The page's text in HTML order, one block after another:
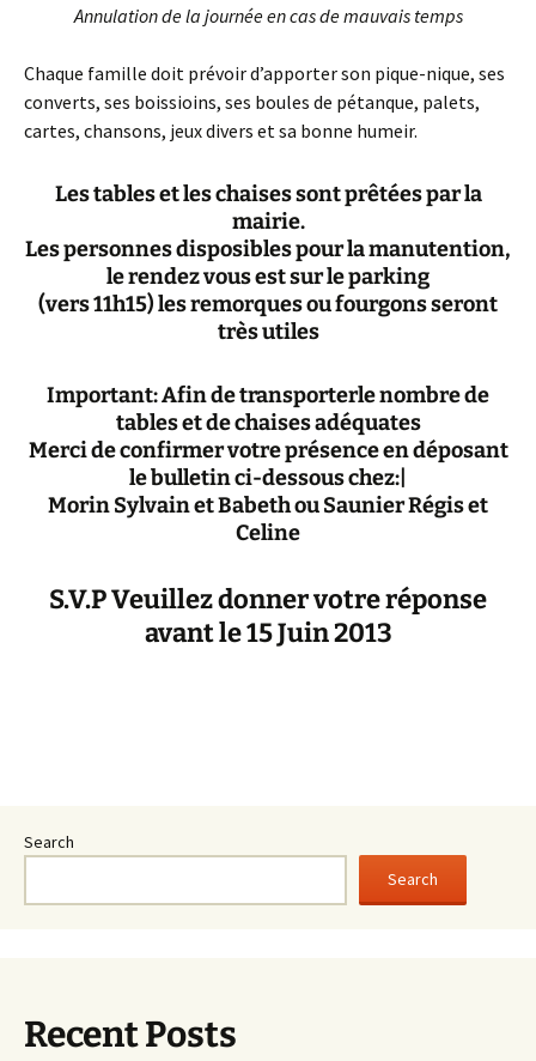
Annulation de la journée en cas de mauvais temps
Chaque famille doit prévoir d’apporter son pique-nique, ses
converts, ses boissioins, ses boules de pétanque, palets,
cartes, chansons, jeux divers et sa bonne humeir.
Les tables et les chaises sont prêtées par la
mairie.
Les personnes disposibles pour la manutention,
le rendez vous est sur le parking
(vers 11h15) les remorques ou fourgons seront
très utiles
Important: Afin de transporterle nombre de
tables et de chaises adéquates
Merci de confirmer votre présence en déposant
le bulletin ci-dessous chez:|
Morin Sylvain et Babeth ou Saunier Régis et
Celine
S.V.P Veuillez donner votre réponse
avant le 15 Juin 2013
Search
Search
Recent Posts